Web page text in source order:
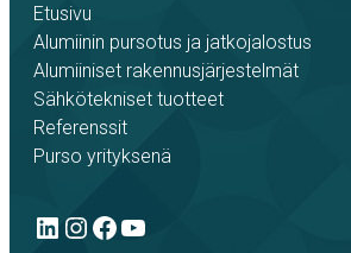
Etusivu
Alumiinin pursotus ja jatkojalostus
Alumiiniset rakennusjärjestelmät
Sähkötekniset tuotteet
Referenssit
Purso yrityksenä
LinkedIn
Instagram
Facebook
YouTube